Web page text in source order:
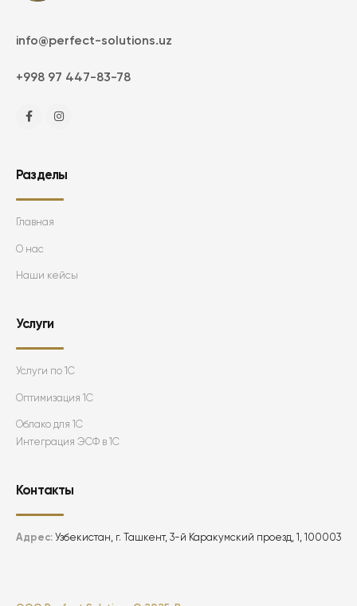
info@perfect-solutions.uz
+998 97 447-83-78
Разделы
Главная
О нас
Наши кейсы
Услуги
Услуги по 1С
Оптимизация 1С
Облако для 1С
Интеграция ЭСФ в 1С
Контакты
Адрес: Узбекистан, г. Ташкент, 3-й Каракумский проезд, 1, 100003